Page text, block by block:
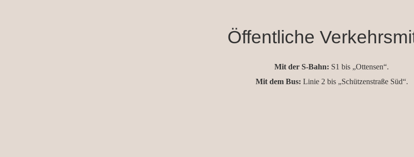
Öffentliche
Mit der S-Bahn: S1 bis „Ottensen“.
Mit dem Bus: Linie 2 bis „Schützenstraße Süd“.